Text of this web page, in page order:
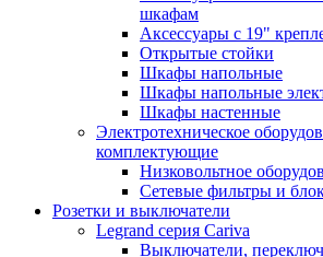
шкафам
Аксессуары с 19"
Открытые стойки
Шкафы напольные
Шкафы напольные
Шкафы настенные
Электротехническое
комплектующие
Низковольтное
Сетевые фильтры и
Розетки и выключатели
Legrand серия Cariva
Выключатели,